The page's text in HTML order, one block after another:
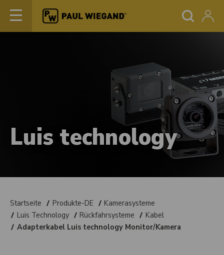
Luis technology
Startseite Produkte-DE
Kamerasysteme
Luis Technology
Rückfahrsysteme
Kabel
Adapterkabel Luis technology Monitor/Kamera